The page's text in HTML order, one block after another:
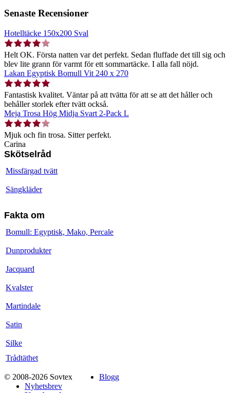
Senaste Recensioner
Hotelltäcke 150x200 Sval
Helt OK. Första natten var det perfekt. Sedan fluffade det till sig och
blev lite grann för varmt för ett sommartäcke. I alla fall nöjd.
Lakan Egyptisk Bomull Vit 240 x 270
Fantastisk kvalitet. Väntar på att tvätta för att se att det håller och
behåller storlek efter tvätt också.
Meja Trosa Hög Midja Svart 2-Pack L
Mjuk och fin trosa. Sitter perfekt.
Carina
Skötselråd
Missfärgad tvätt
Sängkläder
Fakta om
Bomull: Egyptisk, Mako, Percale
Dunprodukter
Jacquard
Kvalster
Martindale
Satin
Silke
Trådtäthet
© 2008-2026 Sovtex
Blogg
Nyhetsbrev